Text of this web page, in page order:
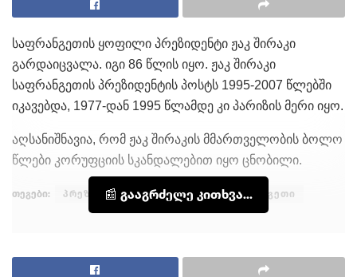
საფრანგეთის ყოფილი პრეზიდენტი ჟაკ შირაკი
გარდაიცვალა. იგი 86 წლის იყო. ჟაკ შირაკი
საფრანგეთის პრეზიდენტის პოსტს 1995-2007 წლებში
იკავებდა, 1977-დან 1995 წლამდე კი პარიზის მერი იყო.
აღსანიშნავია, რომ ჟაკ შირაკის მმართველობის ბოლო
წლები კორუფციის სკანდალებით იყო ცნობილი.
📰 გააგრძელე კითხვა...
თეგები: პრეზიდენტი ჟაკ შირაკი საფრანგეთი